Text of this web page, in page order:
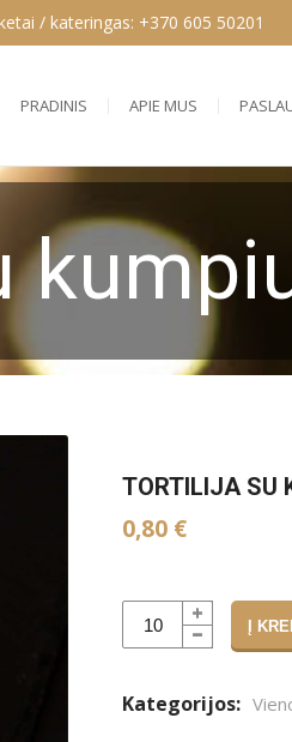
/ kateringas: +370 605 50201
PRADINIS APIE MUS
TORTILIJA SU
0,80 €
Į
Alternative:
Kategorijos: